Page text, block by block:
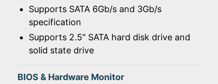
Supports SATA 6Gb/s and 3Gb/s
specification
Supports 2.5" SATA hard disk drive and
solid state drive
BIOS & Hardware Monitor